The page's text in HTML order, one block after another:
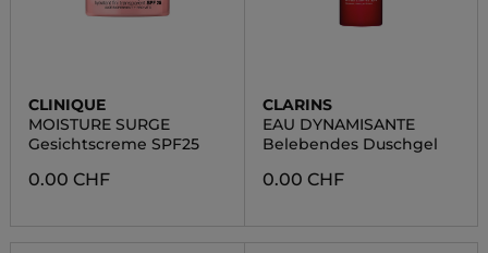
CLINIQUE
MOISTURE SURGE
Gesichtscreme SPF25
0.00 CHF
CLARINS
EAU DYNAMISANTE
Belebendes Duschgel
0.00 CHF